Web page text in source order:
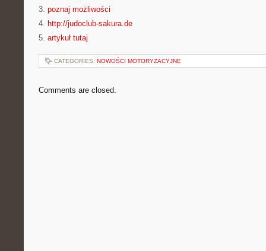
3. poznaj możliwości
4. http://judoclub-sakura.de
5. artykuł tutaj
CATEGORIES: NOWOŚCI MOTORYZACYJNE
Comments are closed.